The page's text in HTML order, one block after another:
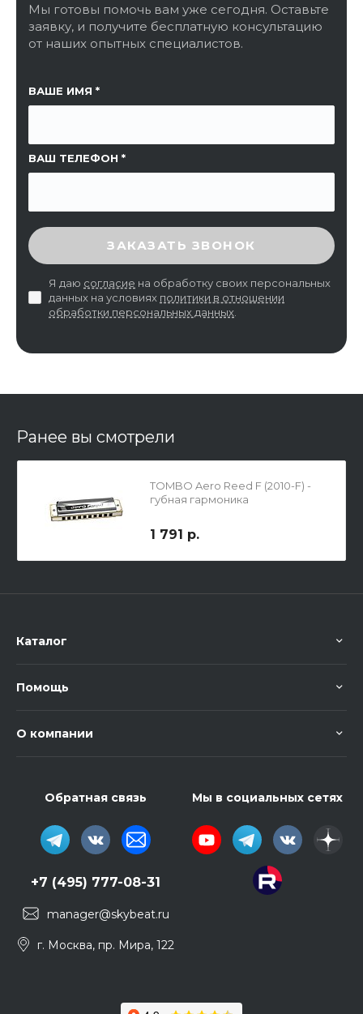
Мы готовы помочь вам уже сегодня. Оставьте
заявку, и получите бесплатную консультацию
от наших опытных специалистов.
ВАШЕ ИМЯ
ВАШ ТЕЛЕФОН
ССЫЛКА НА СТРАНИЦУ
ВВЕДИТЕ ПРОВЕРОЧНЫЙ КОД
ЗАКАЗАТЬ ЗВОНОК
Я даю согласие на обработку своих персональных
данных на условиях политики в отношении
обработки персональных данных
Ранее вы смотрели
TOMBO Aero Reed F (2010-F) -
губная гармоника
1 791 р.
Каталог
Помощь
О компании
Обратная связь
+7 (495) 777-08-31
manager@skybeat.ru
г. Москва, пр. Мира, 122
Мы в социальных сетях